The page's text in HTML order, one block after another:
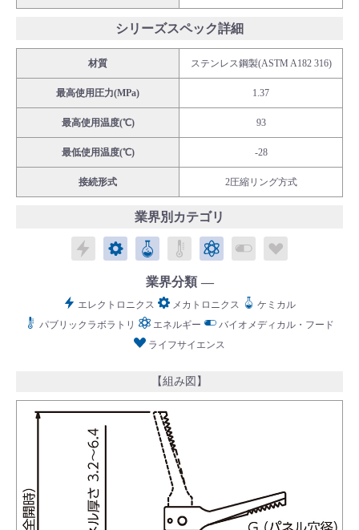
Corporate Blog
採用情報
languageLanguage：日本語／English
シリーズスペック詳細
材質 ステンレス鋼製(ASTM A182 316)
最高使用圧力(MPa) 1.37
最高使用温度(℃) 93
最低使用温度(℃) -28
接続形式 2圧縮リング方式
業界別カテゴリ
エレクトロニクス
メカトロニクス
ケミカルパブリックラボラトリ
エネルギーバイオメディカ
業界分類
エレクトロニクス メカトロニクス
ケミカル
パブリックラボラトリ
エネルギー
バイオメディカル・フード
ライフサイエンス
【組み図】